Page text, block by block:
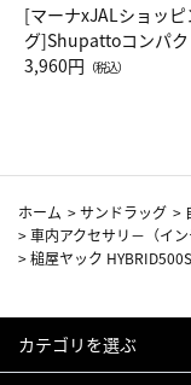
[マーナxJALショッピ
グ]Shupattoコンパ
Drop JAL客室乗務員
3,960円 （税込）
ホーム >サンドラッグ >
>車内アクセサリ－（イ
>槌屋ヤック
カテゴリを選ぶ